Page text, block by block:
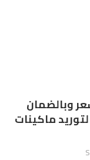
وبالضمان
إس لتوريد ماكينات